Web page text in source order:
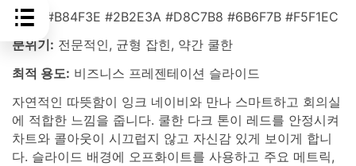
HEX:
#B84F3E #2B2E3A #D8C7B8 #6B6F7B #F5F1EC
분위기: 전문적인, 균형 잡힌, 약간 쿨한
최적 용도: 비즈니스 프레젠테이션 슬라이드
자연적인 따뜻함이 잉크 네이비와 만나 스마트하고 회의실
에 적합한 느낌을 줍니다. 쿨한 다크 톤이 레드를 안정시켜
차트와 콜아웃이 시끄럽지 않고 자신감 있게 보이게 합니
다. 슬라이드 배경에 오프화이트를 사용하고 주요 메트릭,